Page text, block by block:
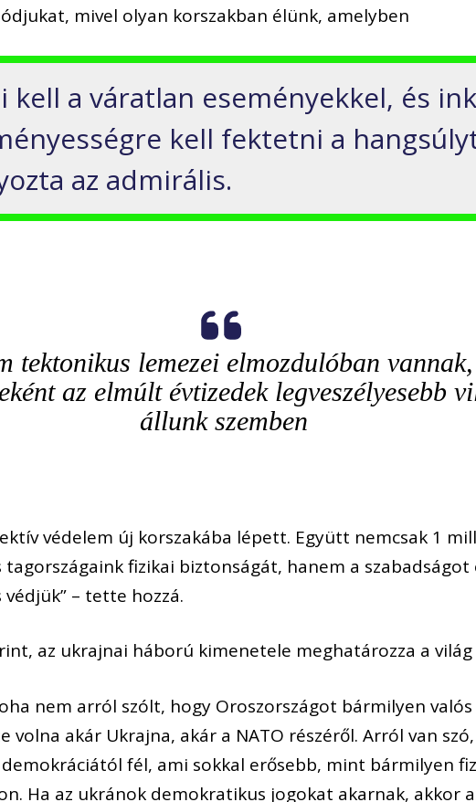
mivel olyan korszakban élünk, amelyben
kell a váratlan eseményekkel, és
kell fektetni a
az admirális.
tektonikus lemezei elmozdulóban
az elmúlt évtizedek legveszélyesebb
állunk szemben
védelem új korszakába lépett. Együtt nemcsak 1
fizikai biztonságát, hanem a szabadságot
– tette hozzá.
az ukrajnai háború kimenetele meghatározza a
nem arról szólt, hogy Oroszországot bármilyen
volna akár Ukrajna, akár a NATO részéről. Arról van
demokráciától fél, ami sokkal erősebb, mint bármilyen
Ha az ukránok demokratikus jogokat akarnak, akkor